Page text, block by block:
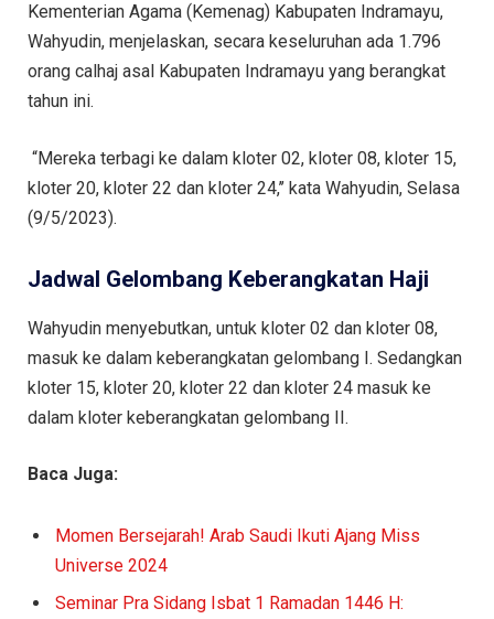
Kementerian Agama (Kemenag) Kabupaten Indramayu,
Wahyudin, menjelaskan, secara keseluruhan ada 1.796
orang calhaj asal Kabupaten Indramayu yang berangkat
tahun ini.
“Mereka terbagi ke dalam kloter 02, kloter 08, kloter 15,
kloter 20, kloter 22 dan kloter 24,’’ kata Wahyudin, Selasa
(9/5/2023).
Jadwal Gelombang Keberangkatan Haji
Wahyudin menyebutkan, untuk kloter 02 dan kloter 08,
masuk ke dalam keberangkatan gelombang I. Sedangkan
kloter 15, kloter 20, kloter 22 dan kloter 24 masuk ke
dalam kloter keberangkatan gelombang II.
Baca Juga:
Momen Bersejarah! Arab Saudi Ikuti Ajang Miss
Universe 2024
Seminar Pra Sidang Isbat 1 Ramadan 1446 H: